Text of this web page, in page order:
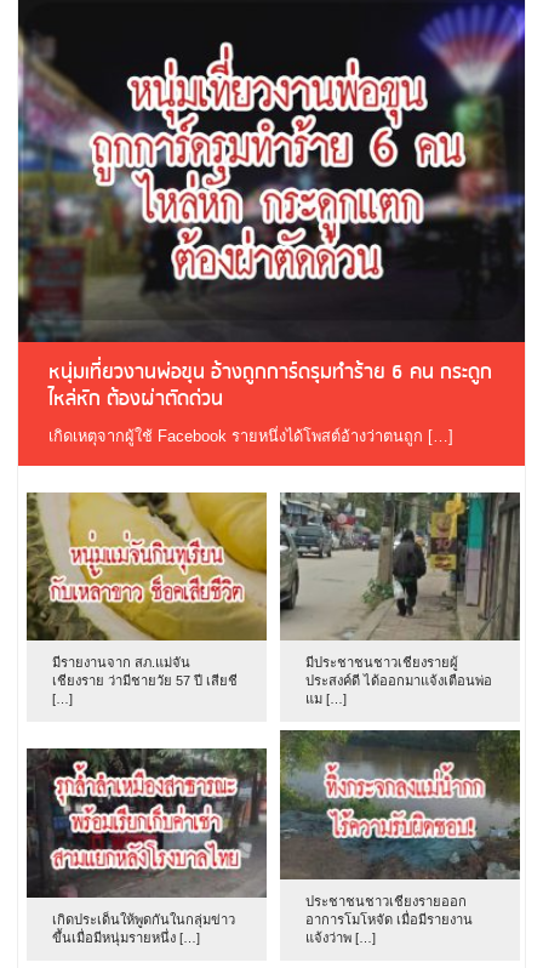
หนุ่มเที่ยวงานพ่อขุน อ้างถูกการ์ดรุมทำร้าย 6 คน กระดูก
ไหล่หัก ต้องผ่าตัดด่วน
เกิดเหตุจากผู้ใช้ Facebook รายหนึ่งได้โพสต์อ้างว่าตนถูก […]
มีรายงานจาก สภ.แม่จัน
เชียงราย ว่ามีชายวัย 57 ปี เสียชี
[…]
มีประชาชนชาวเชียงรายผู้
ประสงค์ดี ได้ออกมาแจ้งเตือนพ่อ
แม […]
เกิดประเด็นให้พูดกันในกลุ่มข่าว
ขึ้นเมื่อมีหนุ่มรายหนึ่ง […]
ประชาชนชาวเชียงรายออก
อาการโมโหจัด เมื่อมีรายงาน
แจ้งว่าพ […]